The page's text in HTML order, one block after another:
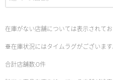
在庫がない店舗については表示されて
※在庫状況にはタイムラグがございます
合計店舗数:0件